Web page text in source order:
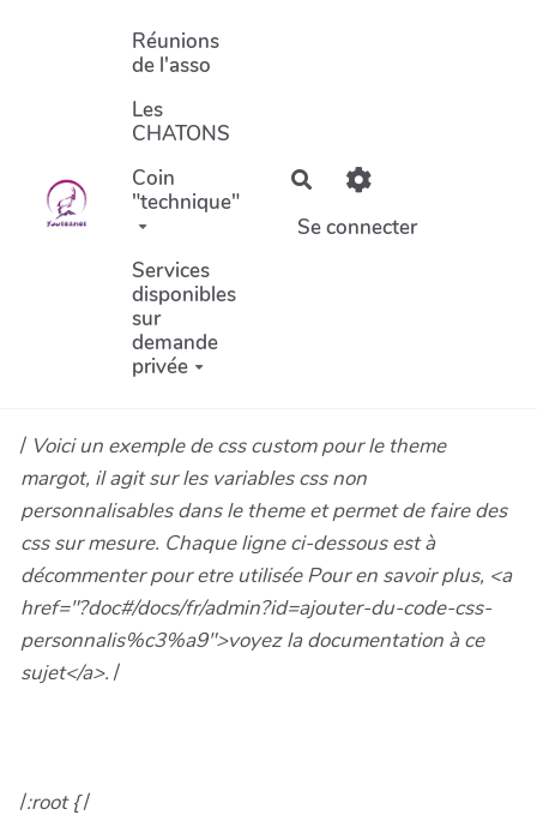
Aller au contenu principal
Réunions
de l'asso
Les
CHATONS
Coin
"technique"
Services
disponibles
sur
demande
privée
Rechercher
Se connecter
/ Voici un exemple de css custom pour le theme
margot, il agit sur les variables css non
personnalisables dans le theme et permet de faire des
css sur mesure. Chaque ligne ci-dessous est à
décommenter pour etre utilisée Pour en savoir plus, <a
href="?doc#/docs/fr/admin?id=ajouter-du-code-css-
personnalis%c3%a9">voyez la documentation à ce
sujet</a>. /
/:root {/